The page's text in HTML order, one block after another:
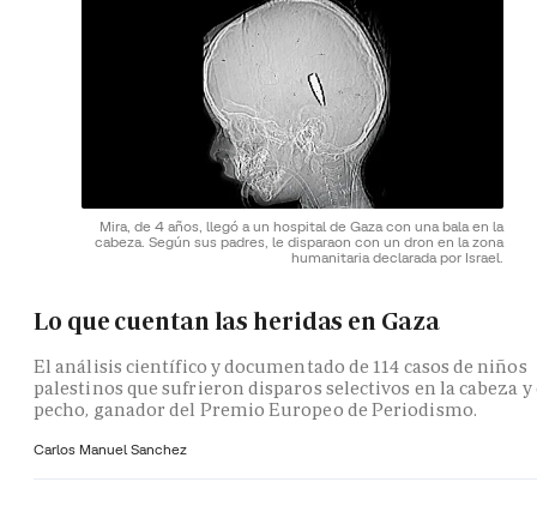
Mira, de 4 años, llegó a un hospital de Gaza con una bala en la
cabeza. Según sus padres, le disparaon con un dron en la zona
humanitaria declarada por Israel.
Lo que cuentan las heridas en Gaza
El análisis científico y documentado de 114 casos de niños
palestinos que sufrieron disparos selectivos en la cabeza y
pecho, ganador del Premio Europeo de Periodismo.
Carlos Manuel Sanchez